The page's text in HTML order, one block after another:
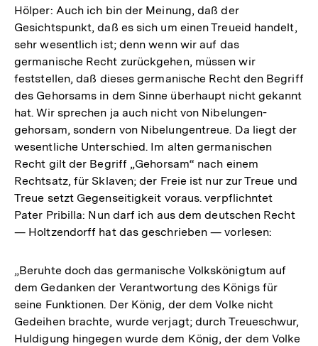
Hölper: Auch ich bin der Meinung, daß der
Gesichtspunkt, daß es sich um einen Treueid handelt,
sehr wesentlich ist; denn wenn wir auf das
germanische Recht zurückgehen, müssen wir
feststellen, daß dieses germanische Recht den Begriff
des Gehorsams in dem Sinne überhaupt nicht gekannt
hat. Wir sprechen ja auch nicht von Nibelungen-
gehorsam, sondern von Nibelungentreue. Da liegt der
wesentliche Unterschied. Im alten germanischen
Recht gilt der Begriff „Gehorsam“ nach einem
Rechtsatz, für Sklaven; der Freie ist nur zur Treue und
Treue setzt Gegenseitigkeit voraus. verpflichntet
Pater Pribilla: Nun darf ich aus dem deutschen Recht
— Holtzendorff hat das geschrieben — vorlesen:
„Beruhte doch das germanische Volkskönigtum auf
dem Gedanken der Verantwortung des Königs für
seine Funktionen. Der König, der dem Volke nicht
Gedeihen brachte, wurde verjagt; durch Treueschwur,
Huldigung hingegen wurde dem König, der dem Volke